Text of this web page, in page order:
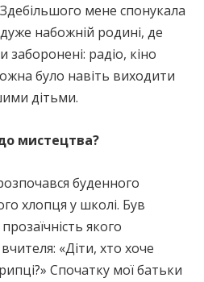
мене спонукала
набожній родині, де
заборонені: радіо, кіно
було навіть виходити
дітьми.
мистецтва?
буденного
хлопця у школі. Був
якого
«Діти, хто хоче
Спочатку мої батьки